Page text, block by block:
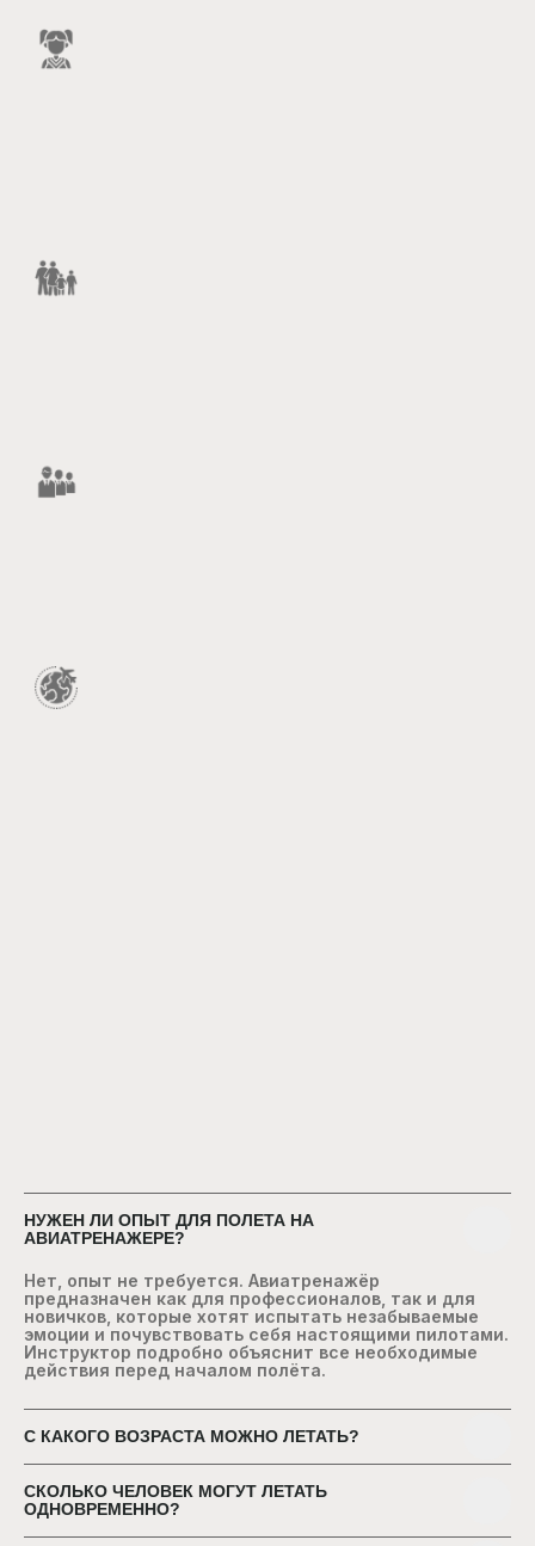
НУЖЕН ЛИ ОПЫТ ДЛЯ ПОЛЕТА НА
АВИАТРЕНАЖЕРЕ?
Нет, опыт не требуется. Авиатренажёр
предназначен как для профессионалов, так и для
новичков, которые хотят испытать незабываемые
эмоции и почувствовать себя настоящими пилотами.
Инструктор подробно объяснит все необходимые
действия перед началом полёта.
С КАКОГО ВОЗРАСТА МОЖНО ЛЕТАТЬ?
СКОЛЬКО ЧЕЛОВЕК МОГУТ ЛЕТАТЬ
ОДНОВРЕМЕННО?